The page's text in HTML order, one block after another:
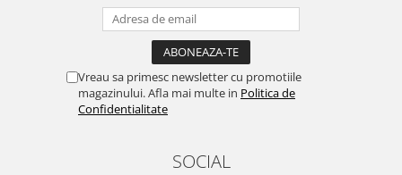
Vreau sa primesc newsletter cu promotiile
magazinului. Afla mai multe in Politica de
Confidentialitate
SOCIAL